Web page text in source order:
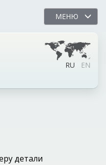
МЕНЮ
RU
EN
детали